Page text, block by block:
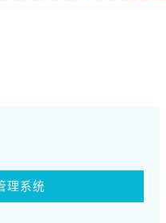
理系统